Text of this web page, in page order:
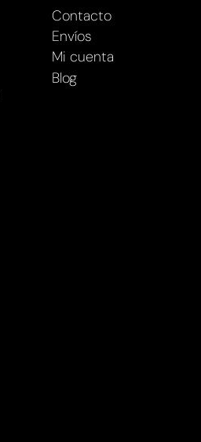
Contacto
Envíos
Mi cuenta
Blog